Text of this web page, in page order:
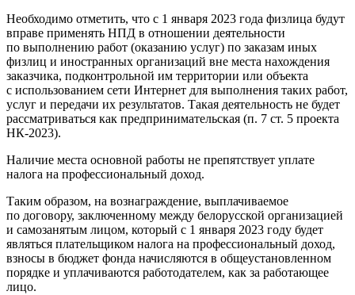
Необходимо отметить, что с 1 января 2023 года физлица будут
вправе применять НПД в отношении деятельности
по выполнению работ (оказанию услуг) по заказам иных
физлиц и иностранных организаций вне места нахождения
заказчика, подконтрольной им территории или объекта
с использованием сети Интернет для выполнения таких работ,
услуг и передачи их результатов. Такая деятельность не будет
рассматриваться как предпринимательская (п. 7 ст. 5 проекта
НК-2023).
Наличие места основной работы не препятствует уплате
налога на профессиональный доход.
Таким образом, на вознаграждение, выплачиваемое
по договору, заключенному между белорусской организацией
и самозанятым лицом, который с 1 января 2023 году будет
являться плательщиком налога на профессиональный доход,
взносы в бюджет фонда начисляются в общеустановленном
порядке и уплачиваются работодателем, как за работающее
лицо.